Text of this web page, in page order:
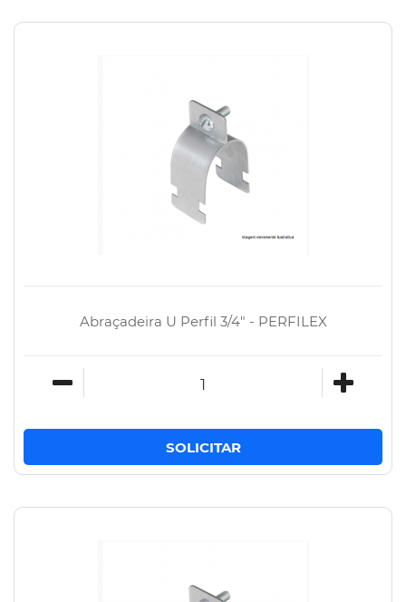
Abraçadeira U Perfil 3/4" - PERFILEX